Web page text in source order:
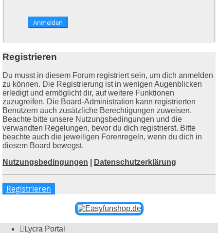
Registrieren
Du musst in diesem Forum registriert sein, um dich anmelden
zu können. Die Registrierung ist in wenigen Augenblicken
erledigt und ermöglicht dir, auf weitere Funktionen
zuzugreifen. Die Board-Administration kann registrierten
Benutzern auch zusätzliche Berechtigungen zuweisen.
Beachte bitte unsere Nutzungsbedingungen und die
verwandten Regelungen, bevor du dich registrierst. Bitte
beachte auch die jeweiligen Forenregeln, wenn du dich in
diesem Board bewegst.
Nutzungsbedingungen
Datenschutzerklärung
Registrieren
Lycra Portal